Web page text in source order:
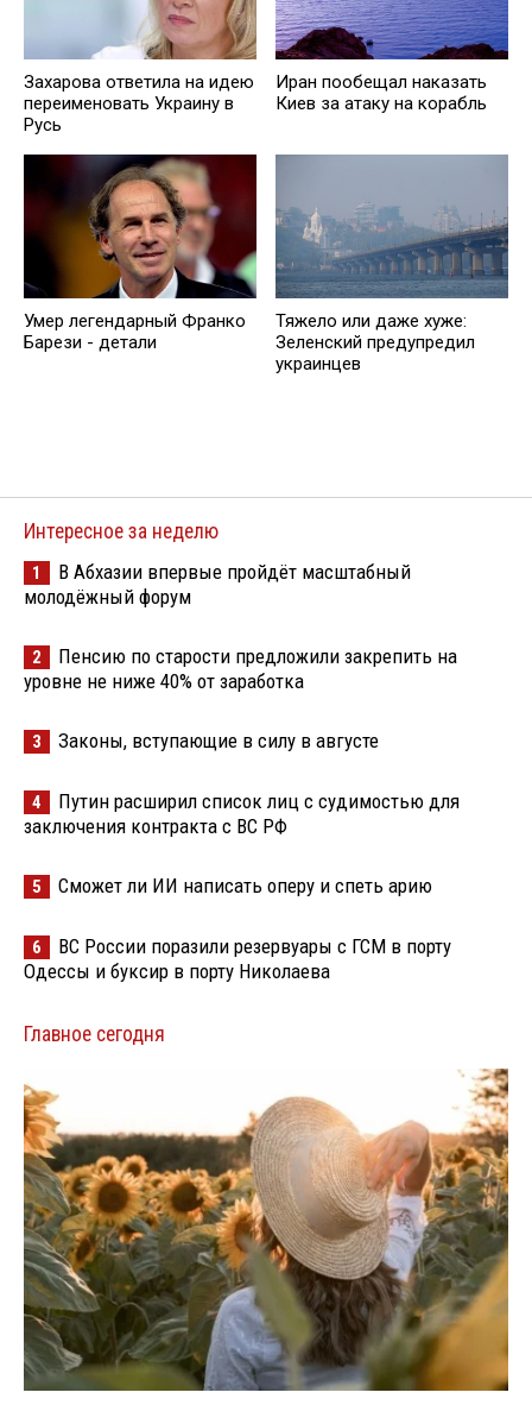
Захарова ответила на идею
переименовать Украину в
Русь
Иран пообещал наказать
Киев за атаку на корабль
Умер легендарный Франко
Барези - детали
Тяжело или даже хуже:
Зеленский предупредил
украинцев
Интересное за неделю
1
В Абхазии впервые пройдёт масштабный
молодёжный форум
2
Пенсию по старости предложили закрепить на
уровне не ниже 40% от заработка
3 Законы, вступающие в силу в августе
4
Путин расширил список лиц с судимостью для
заключения контракта с ВС РФ
5 Сможет ли ИИ написать оперу и спеть арию
6
ВС России поразили резервуары с ГСМ в порту
Одессы и буксир в порту Николаева
Главное сегодня